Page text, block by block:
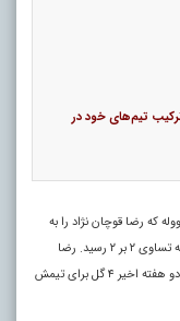
تیم‌های خود در
که رضا قوچان نژاد را به
عنوان بازیکن جانشین در ترکیب خود داشت برابر هراکلس به تساوی ۲ بر ۲ رسید. رضا
قوچان نژاد توانست با ضربه سر برای تیمش گلزنی کند تا در دو هفته اخیر ۴ گل برای تیمش